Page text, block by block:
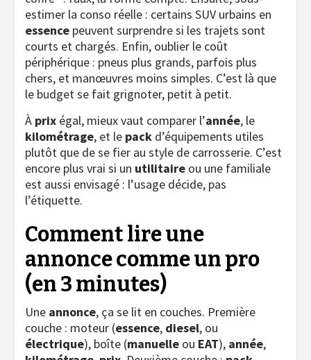
estimer la conso réelle : certains SUV urbains en
essence peuvent surprendre si les trajets sont
courts et chargés. Enfin, oublier le coût
périphérique : pneus plus grands, parfois plus
chers, et manœuvres moins simples. C’est là que
le budget se fait grignoter, petit à petit.
À prix égal, mieux vaut comparer l’année, le
kilométrage, et le pack d’équipements utiles
plutôt que de se fier au style de carrosserie. C’est
encore plus vrai si un utilitaire ou une familiale
est aussi envisagé : l’usage décide, pas
l’étiquette.
Comment lire une
annonce comme un pro
(en 3 minutes)
Une annonce, ça se lit en couches. Première
couche : moteur (essence, diesel, ou
électrique), boîte (manuelle ou EAT), année,